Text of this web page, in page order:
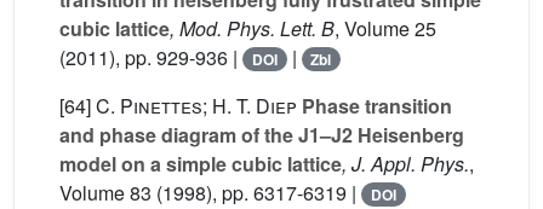
cubic lattice, Mod. Phys. Lett. B, Volume 25
(2011), pp. 929-936 |
DOI | Zbl
[64]C. Pinettes; H. T. Diep Phase transition
and phase diagram of the J1–J2 Heisenberg
model on a simple cubic lattice, J. Appl. Phys.,
Volume 83 (1998), pp. 6317-6319 | DOI